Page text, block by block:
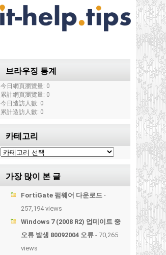
브라우징 통계
今日網頁瀏覽量: 0
累計網頁瀏覽量: 0
今日造訪人數: 0
累計造訪人數: 0
카테고리
가장 많이 본 글
FortiGate 펌웨어 다운로드 -
257,194 views
Windows 7 (2008 R2) 업데이트 중
오류 발생 80092004 오류 - 70,265
views